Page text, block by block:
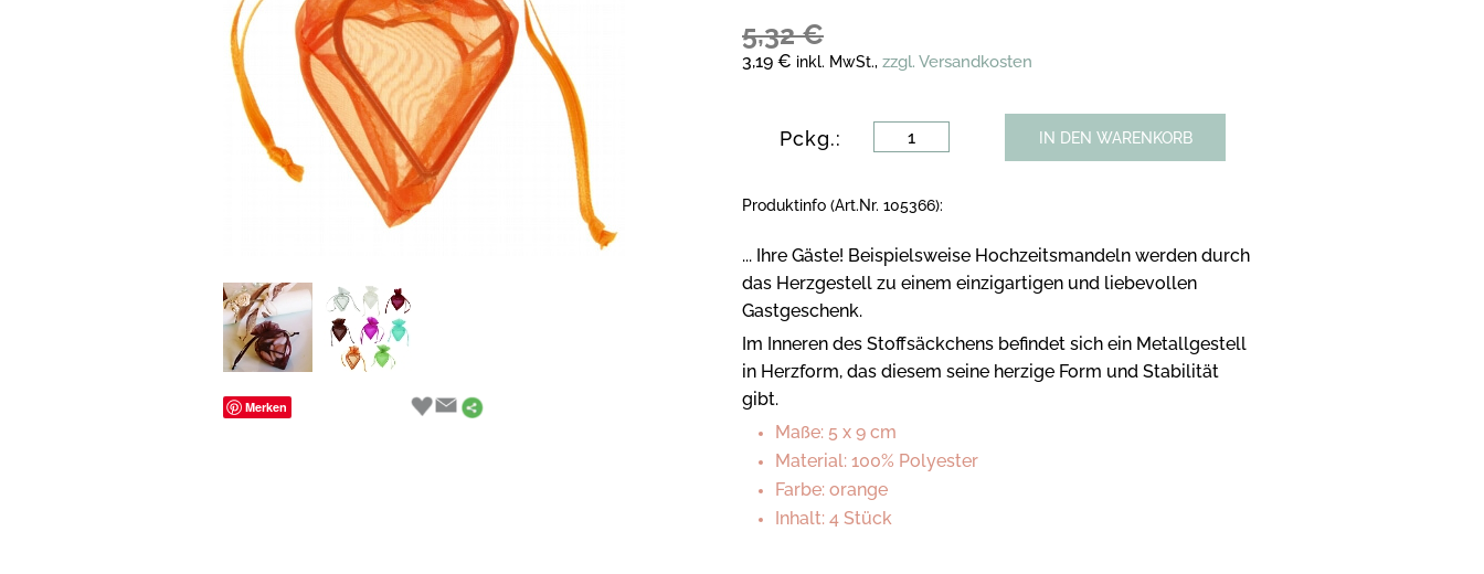
Merken
5,32 €
3,19 € inkl. MwSt., zzgl. Versandkosten
Pckg.: IN DEN WARENKORB
Produktinfo (Art.Nr. 105366):
... Ihre Gäste! Beispielsweise Hochzeitsmandeln werden durch
das Herzgestell zu einem einzigartigen und liebevollen
Gastgeschenk.
Im Inneren des Stoffsäckchens befindet sich ein Metallgestell
in Herzform, das diesem seine herzige Form und Stabilität
gibt.
Maße: 5 x 9 cm
Material: 100% Polyester
Farbe: orange
Inhalt: 4 Stück